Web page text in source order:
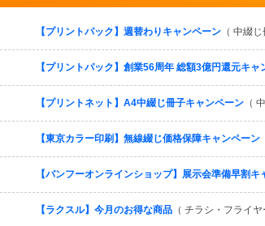
【プリントパック】週替わりキャンペーン （ 中綴
【プリントパック】創業56周年 総額3億円還元キャ
【プリントネット】A4中綴じ冊子キャンペーン （
【東京カラー印刷】無線綴じ価格保障キャンペーン
【バンフーオンラインショップ】展示会準備早割キ
【ラクスル】今月のお得な商品 （ チラシ・フライ